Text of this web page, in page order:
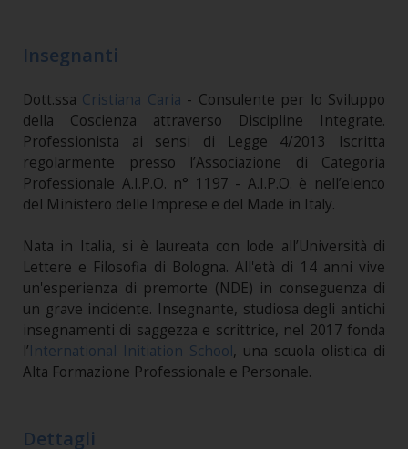
Insegnanti
Dott.ssa Cristiana Caria - Consulente per lo Sviluppo
della Coscienza attraverso Discipline Integrate.
Professionista ai sensi di Legge 4/2013 Iscritta
regolarmente presso l’Associazione di Categoria
Professionale A.I.P.O. n° 1197 - A.I.P.O. è nell’elenco
del Ministero delle Imprese e del Made in Italy.
Nata in Italia, si è laureata con lode all’Università di
Lettere e Filosofia di Bologna. All'età di 14 anni vive
un'esperienza di premorte (NDE) in conseguenza di
un grave incidente. Insegnante, studiosa degli antichi
insegnamenti di saggezza e scrittrice, nel 2017 fonda
l’International Initiation School, una scuola olistica di
Alta Formazione Professionale e Personale.
Dettagli